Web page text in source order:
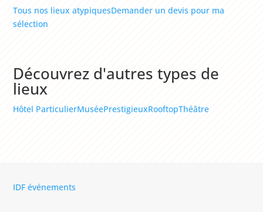
Tous nos lieux atypiquesDemander un devis pour ma
sélection
Découvrez d'autres types de
lieux
Hôtel ParticulierMuséePrestigieuxRooftopThéâtre
IDF événements